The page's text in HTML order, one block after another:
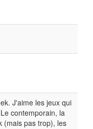
J'aime les jeux qui
contemporain, la
(mais pas trop), les